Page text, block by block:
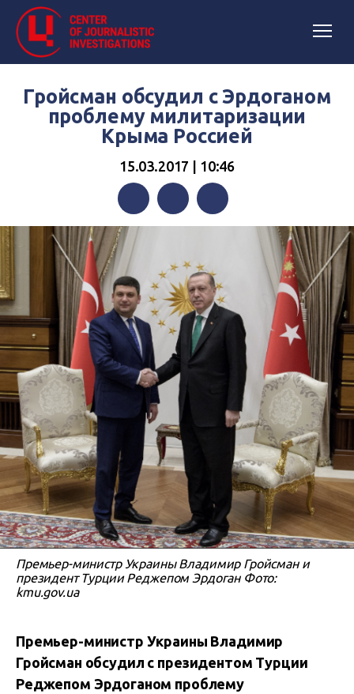
Гройсман обсудил с Эрдоганом
проблему милитаризации
Крыма Россией
15.03.2017 | 10:46
FacebookTwitterTelegram
Премьер-министр Украины Владимир Гройсман и
президент Турции Реджепом Эрдоган Фото:
kmu.gov.ua
Премьер-министр Украины Владимир
Гройсман обсудил с президентом Турции
Реджепом Эрдоганом проблему